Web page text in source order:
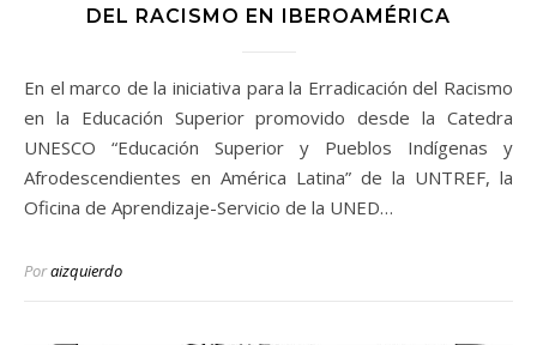
DEL RACISMO EN IBEROAMÉRICA
En el marco de la iniciativa para la Erradicación del Racismo
en la Educación Superior promovido desde la Catedra
UNESCO “Educación Superior y Pueblos Indígenas y
Afrodescendientes en América Latina” de la UNTREF, la
Oficina de Aprendizaje-Servicio de la UNED…
Poraizquierdo